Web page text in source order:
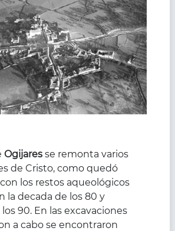
Ogijares se remonta varios
de Cristo, como quedó
los restos aqueológicos
la decada de los 80 y
90. En las excavaciones
a cabo se encontraron